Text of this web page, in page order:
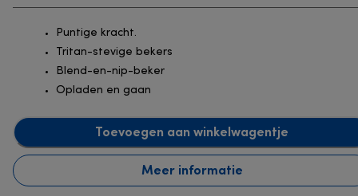
Puntige kracht.
Tritan-stevige bekers
Blend-en-nip-beker
Opladen en gaan
Toevoegen aan winkelwagentje
Meer informatie